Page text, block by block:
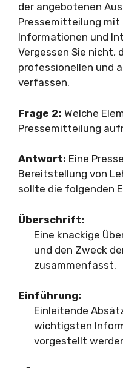
der angebotenen
Pressemitteilung
Informationen und
Vergessen Sie nicht,
professionellen und
verfassen.
Frage 2: Welche
Pressemitteilung
Antwort: Eine
Bereitstellung von
sollte die folgenden
Überschrift:
Eine knackige
und den Zweck
zusammenfasst.
Einführung:
Einleitende
wichtigsten
vorgestellt